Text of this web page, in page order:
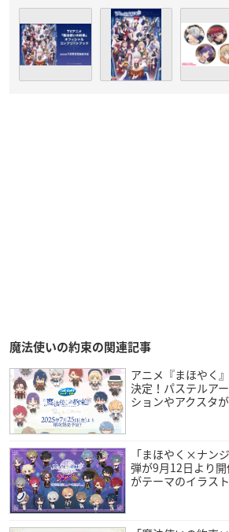
魔法使いの約束の関連記事
アニメ『まほやく
決定！パステルア
ションやアクスタ
「まほやく×ナン
弾が9月12日より
がテーマのイラス